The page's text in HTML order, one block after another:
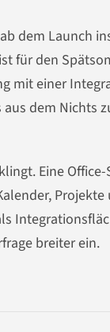
dem Launch
für den
mit einer
dem Nichts
Eine
breiter ein.